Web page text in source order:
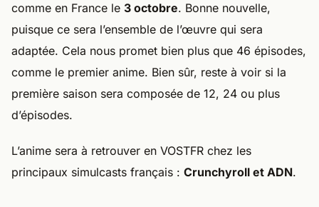
comme en France le 3 octobre. Bonne nouvelle,
puisque ce sera l’ensemble de l’œuvre qui sera
adaptée. Cela nous promet bien plus que 46 épisodes,
comme le premier anime. Bien sûr, reste à voir si la
première saison sera composée de 12, 24 ou plus
d’épisodes.
L’anime sera à retrouver en VOSTFR chez les
principaux simulcasts français : Crunchyroll et ADN.